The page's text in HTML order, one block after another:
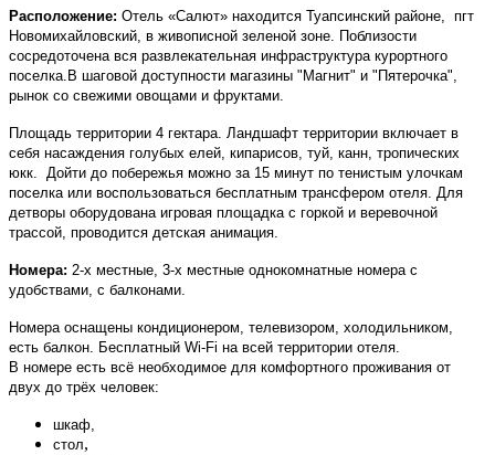
Расположение: Отель «Салют» находится Туапсинский районе, пгт
Новомихайловский, в живописной зеленой зоне. Поблизости
сосредоточена вся развлекательная инфраструктура курортного
поселка. В шаговой доступности магазины "Магнит" и "Пятерочка",
рынок со свежими овощами и фруктами.
Площадь территории 4 гектара. Ландшафт территории включает в
себя насаждения голубых елей, кипарисов, туй, канн, тропических
юкк. Дойти до побережья можно за 15 минут по тенистым улочкам
поселка или воспользоваться бесплатным трансфером отеля. Для
детворы оборудована игровая площадка с горкой и веревочной
трассой, проводится детская анимация.
Номера: 2-х местные, 3-х местные однокомнатные номера с
удобствами, с балконами.
Номера оснащены кондиционером, телевизором, холодильником,
есть балкон. Бесплатный Wi-Fi на всей территории отеля.
В номере есть всё необходимое для комфортного проживания от
двух до трёх человек:
шкаф,
стол,